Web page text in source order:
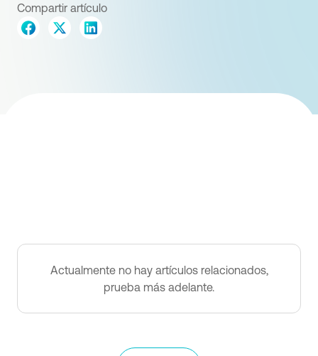
Compartir artículo
Actualmente no hay artículos relacionados,
prueba más adelante.